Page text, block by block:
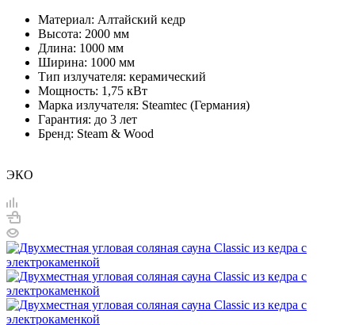
Материал: Алтайский кедр
Высота: 2000 мм
Длина: 1000 мм
Ширина: 1000 мм
Тип излучателя: керамический
Мощность: 1,75 кВт
Марка излучателя: Steamtec (Германия)
Гарантия: до 3 лет
Бренд: Steam & Wood
ЭКО